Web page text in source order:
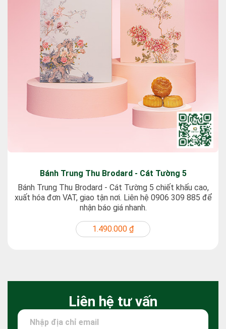
Bánh Trung Thu Brodard - Cát Tường 5
Bánh Trung Thu Brodard - Cát Tường 5 chiết khấu cao,
xuất hóa đơn VAT, giao tận nơi. Liên hệ 0906 309 885 để
nhận báo giá nhanh.
1.490.000 ₫
Liên hệ tư vấn